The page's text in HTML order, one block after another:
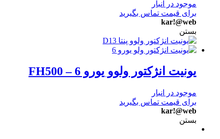
موجود در انبار
برای قیمت تماس بگیرید
kar!@web
بستن
یونیت انژکتور ولوو یورو 6 – FH500
موجود در انبار
برای قیمت تماس بگیرید
kar!@web
بستن